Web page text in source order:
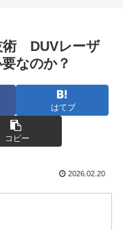
術 DUVレーザ
なのか？
はてブ
コピー
2026.02.20